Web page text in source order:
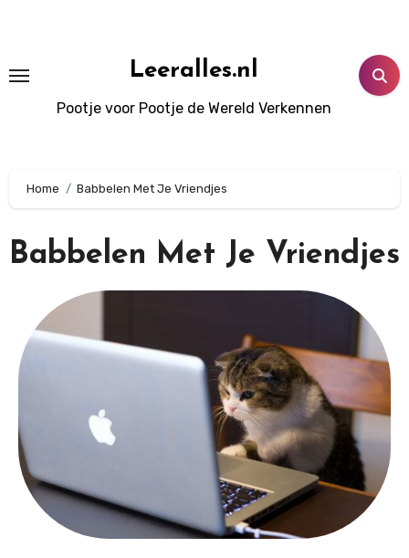
Leeralles.nl
Pootje voor Pootje de Wereld Verkennen
Home Babbelen Met Je Vriendjes
Babbelen Met Je Vriendjes